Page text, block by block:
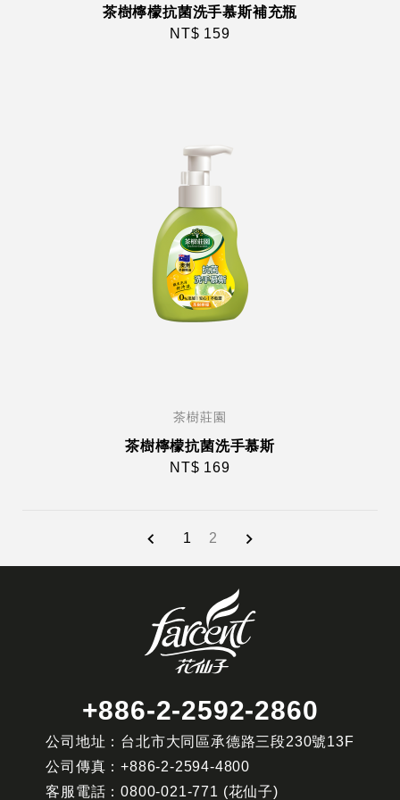
茶樹檸檬抗菌洗手慕斯補充瓶
NT$ 159
茶樹莊園
茶樹檸檬抗菌洗手慕斯
NT$ 169
1 2
+886-2-2592-2860
公司地址：台北市大同區承德路三段230號13F
公司傳真：+886-2-2594-4800
客服電話：0800-021-771 (花仙子)